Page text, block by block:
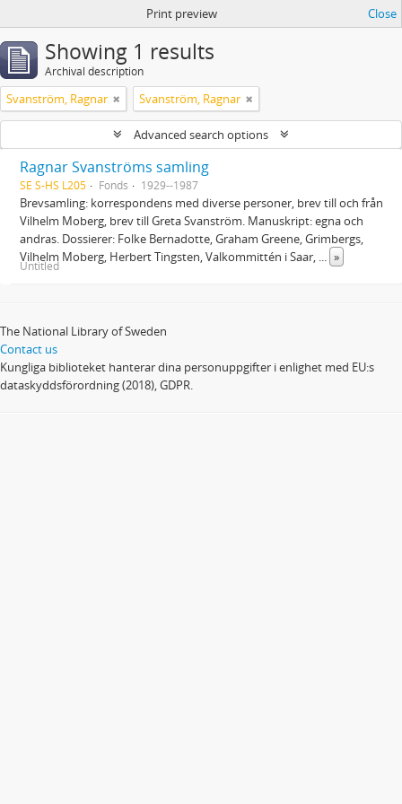
Print preview Close
Showing 1 results
Archival description
Svanström, Ragnar Svanström, Ragnar
Advanced search options
Ragnar Svanströms samling
SE S-HS L205 Fonds 1929--1987
Brevsamling: korrespondens med diverse personer, brev till och från
Vilhelm Moberg, brev till Greta Svanström. Manuskript: egna och
andras. Dossierer: Folke Bernadotte, Graham Greene, Grimbergs,
Vilhelm Moberg, Herbert Tingsten, Valkommittén i Saar, ... »
Untitled
The National Library of Sweden
Contact us
Kungliga biblioteket hanterar dina personuppgifter i enlighet med EU:s
dataskyddsförordning (2018), GDPR.